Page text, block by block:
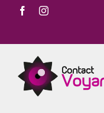
Passer
contenu